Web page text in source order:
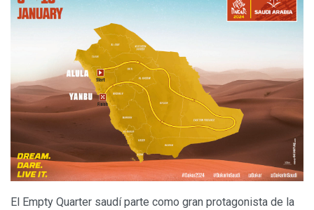
El Empty Quarter saudí parte como gran protagonista de la